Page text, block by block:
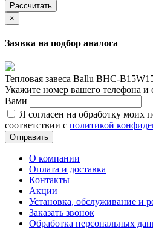
Рассчитать
×
Заявка на подбор аналога
Тепловая завеса Ballu BHC-
Укажите номер вашего телефона и
Вами
Я согласен на обработку моих
соответствии с политикой
Отправить
О компании
Оплата и доставка
Контакты
Акции
Установка, обслуживание и
Заказать звонок
Обработка персональных